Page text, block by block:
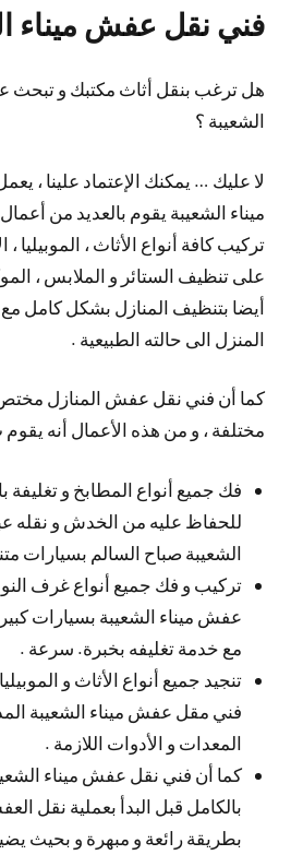
فني نقل عفش ميناء
هل ترغب بنقل أثاث مكتبك و تبحث
الشعيبة ؟
لا عليك … يمكنك الإعتماد علينا ،
ميناء الشعيبة يقوم بالعديد من
تركيب كافة أنواع الأثاث ، الموبيليا
على تنظيف الستائر و الملابس ،
أيضا بتنظيف المنازل بشكل كامل مع
المنزل الى حالته الطبيعية .
كما أن فني نقل عفش المنازل مختص
مختلفة ، و من هذه الأعمال أنه
فك جميع أنواع المطابخ و تغليفة
للحفاظ عليه من الخدش و نقله
الشعيبة صباح السالم بسيارات
تركيب و فك جميع أنواع غرف
عفش ميناء الشعيبة بسيارات
مع خدمة تغليفه بخبرة. سرعة .
تنجيد جميع أنواع الأثاث و
فني مقل عفش ميناء الشعيبة
المعدات و الأدوات اللازمة .
كما أن فني نقل عفش ميناء
بالكامل قبل البدأ بعملية نقل
بطريقة رائعة و مبهرة و بحيث